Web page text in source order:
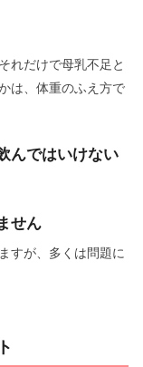
れだけで母乳不足と
は、体重のふえ方で
んではいけない
せん
すが、多くは問題に